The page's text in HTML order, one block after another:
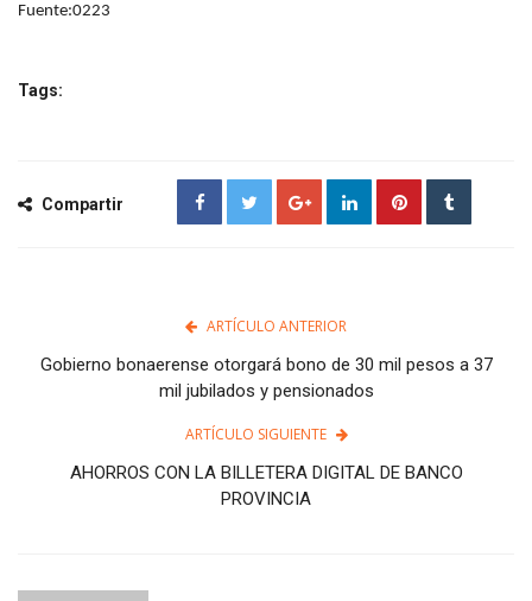
Fuente:0223
Tags:
Compartir
ARTÍCULO ANTERIOR
Gobierno bonaerense otorgará bono de 30 mil pesos a 37
mil jubilados y pensionados
ARTÍCULO SIGUIENTE
AHORROS CON LA BILLETERA DIGITAL DE BANCO
PROVINCIA